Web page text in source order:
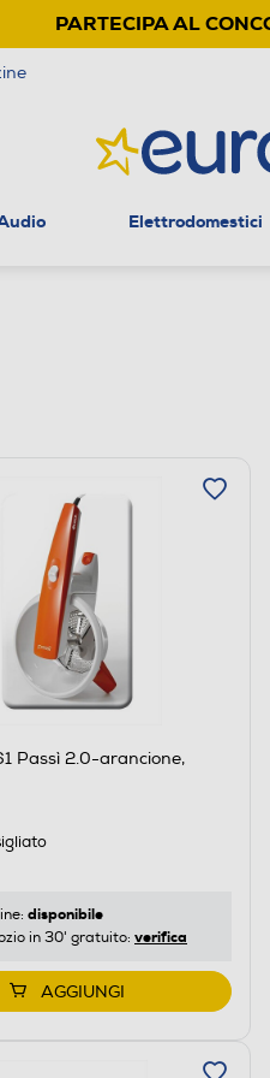
PARTECIPA AL
Elettrodomestici
Passì 2.0-arancione,
disponibile
in 30' gratuito: verifica
AGGIUNGI